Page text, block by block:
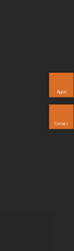
Appel
Contact